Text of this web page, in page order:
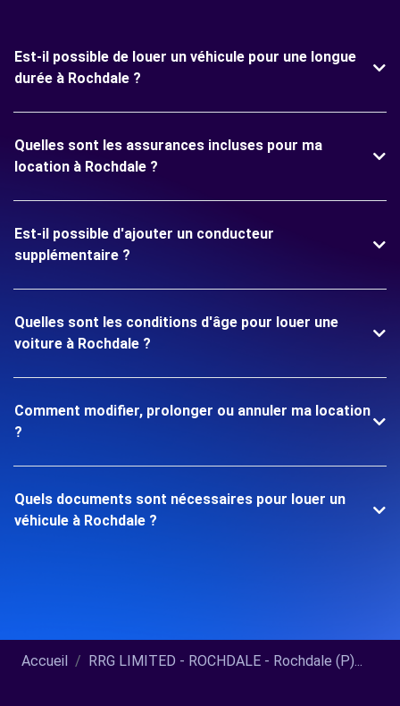
Est-il possible de louer un véhicule pour une longue
durée à Rochdale ?
Quelles sont les assurances incluses pour ma
location à Rochdale ?
Est-il possible d'ajouter un conducteur
supplémentaire ?
Quelles sont les conditions d'âge pour louer une
voiture à Rochdale ?
Comment modifier, prolonger ou annuler ma location
?
Quels documents sont nécessaires pour louer un
véhicule à Rochdale ?
Accueil RRG LIMITED - ROCHDALE - Rochdale (P)...